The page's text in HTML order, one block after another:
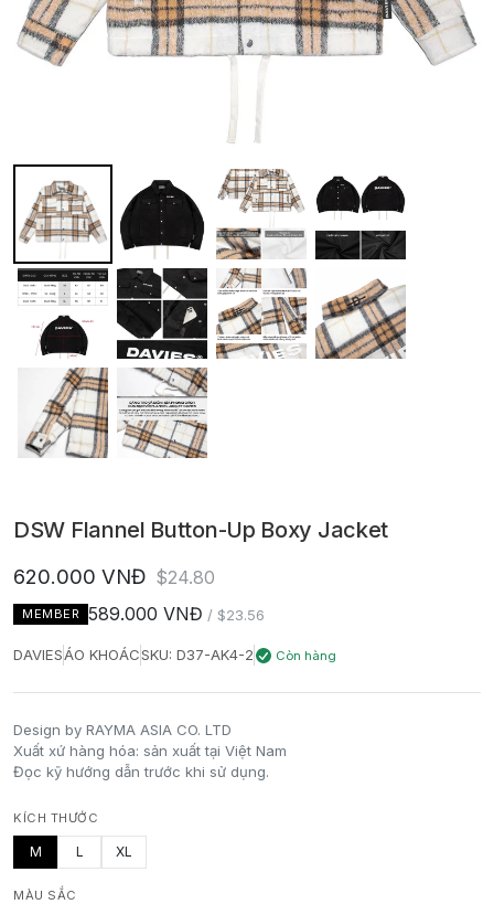
DSW Flannel Button-Up Boxy Jacket
620.000 VNĐ $24.80
MEMBER 589.000 VNĐ / $23.56
DAVIESÁO KHOÁCSKU: D37-AK4-2 Còn hàng
Design by RAYMA ASIA CO. LTD
Xuất xứ hàng hóa: sản xuất tại Việt Nam
Đọc kỹ hướng dẫn trước khi sử dụng.
KÍCH THƯỚC
M L XL
MÀU SẮC